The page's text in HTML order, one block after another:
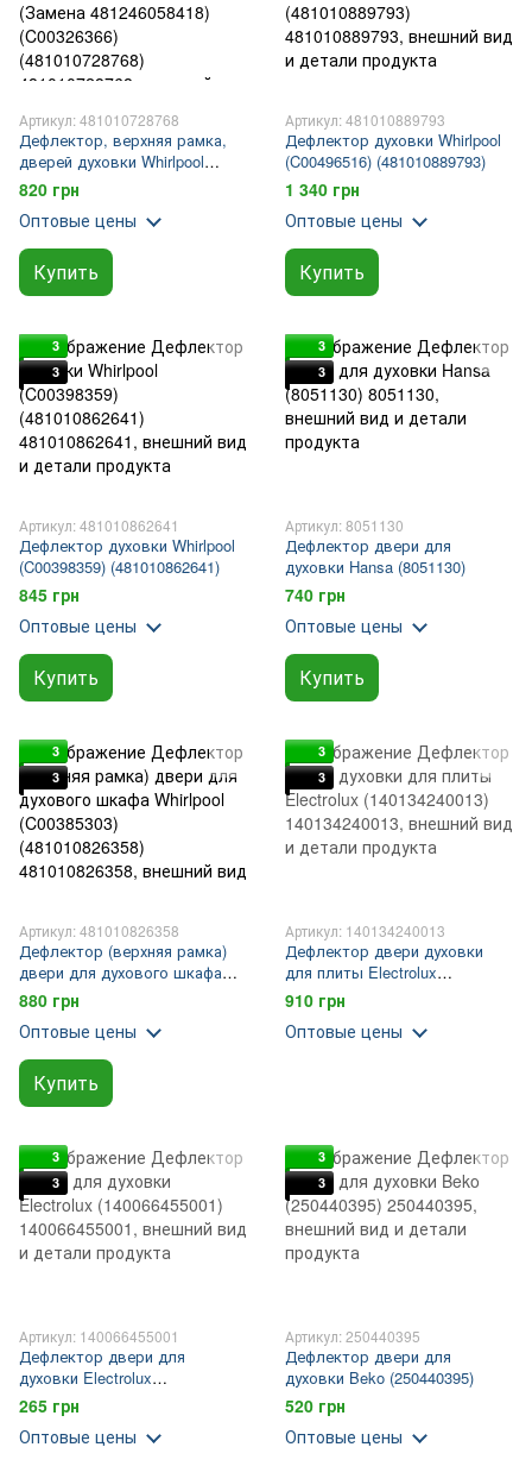
Артикул: 481010728768
Дефлектор, верхняя рамка,
дверей духовки Whirlpool
(Замена 481246058418)
(C00326366) (481010728768)
820 грн
Оптовые цены
Купить
Артикул: 481010889793
Дефлектор духовки Whirlpool
(C00496516) (481010889793)
1 340 грн
Оптовые цены
Купить
3
3
Артикул: 481010862641
Дефлектор духовки Whirlpool
(C00398359) (481010862641)
845 грн
Оптовые цены
Купить
3
3
Артикул: 8051130
Дефлектор двери для
духовки Hansa (8051130)
740 грн
Оптовые цены
Купить
3
3
Артикул: 481010826358
Дефлектор (верхняя рамка)
двери для духового шкафа
Whirlpool (C00385303)
(481010826358)
880 грн
Оптовые цены
Купить
3
3
Артикул: 140134240013
Дефлектор двери духовки
для плиты Electrolux
(140134240013)
910 грн
Оптовые цены
3
3
Артикул: 140066455001
Дефлектор двери для
духовки Electrolux
(140066455001)
265 грн
Оптовые цены
3
3
Артикул: 250440395
Дефлектор двери для
духовки Beko (250440395)
520 грн
Оптовые цены